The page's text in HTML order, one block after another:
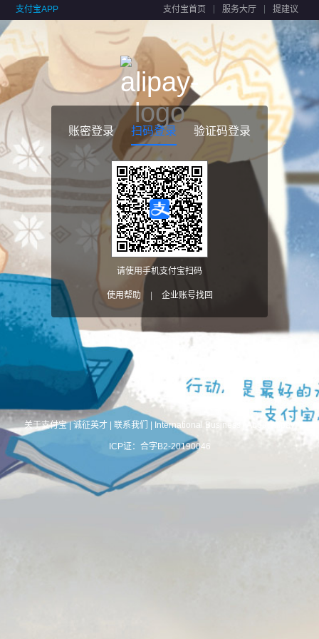
支付宝APP 支付宝首页 服务大厅 提建议
账密登录 扫码登录 验证码登录
请使用手机支付宝扫码
使用帮助 企业账号找回
关于支付宝|诚征英才 联系我们 International Business About Alipay
ICP证：合字B2-20190046